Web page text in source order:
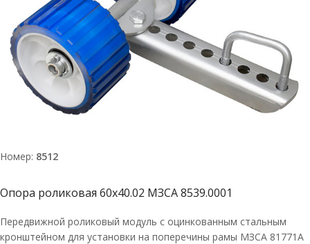
Номер: 8512
Опора роликовая 60х40.02 МЗСА 8539.0001
Передвижной роликовый модуль с оцинкованным стальным
кронштейном для установки на поперечины рамы МЗСА 81771A